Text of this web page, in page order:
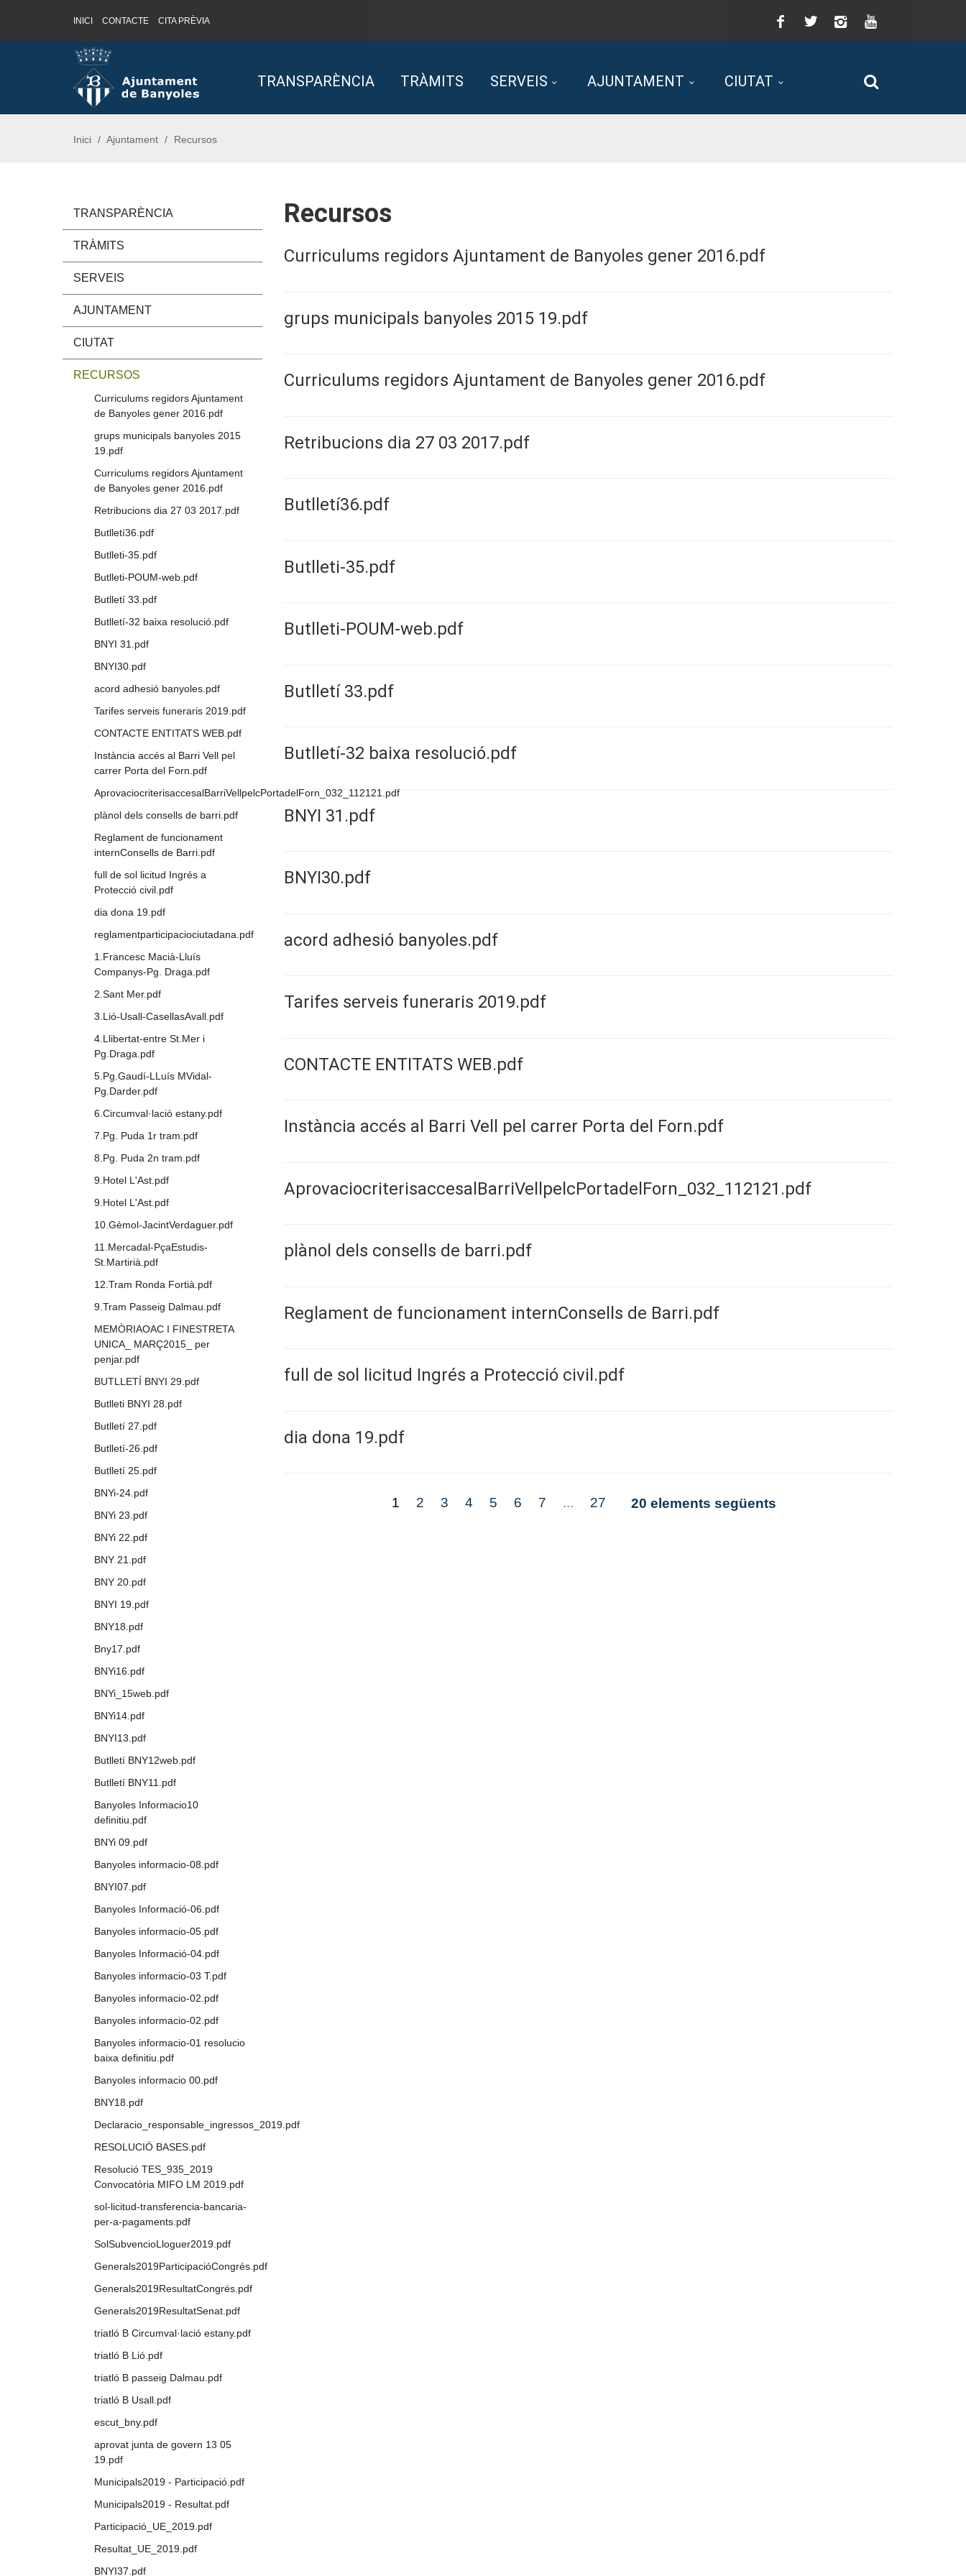
Saltar al contingut
Saltar a la navegació
Informació de contacte
INICI CONTACTE CITA PRÈVIA Facebook
Twitter Instagram
TRANSPARÈNCIA TRÀMITS SERVEIS AJUNTAMENT CIUTAT
Inici Ajuntament Recursos
Recursos
Curriculums regidors Ajuntament de Banyoles gener 2016.pdf
grups municipals banyoles 2015 19.pdf
Curriculums regidors Ajuntament de Banyoles gener 2016.pdf
Retribucions dia 27 03 2017.pdf
Butlletí36.pdf
Butlleti-35.pdf
Butlleti-POUM-web.pdf
Butlletí 33.pdf
Butlletí-32 baixa resolució.pdf
BNYI 31.pdf
BNYI30.pdf
acord adhesió banyoles.pdf
Tarifes serveis funeraris 2019.pdf
CONTACTE ENTITATS WEB.pdf
Instància accés al Barri Vell pel carrer Porta del Forn.pdf
AprovaciocriterisaccesalBarriVellpelcPortadelForn_032_112121.pdf
plànol dels consells de barri.pdf
Reglament de funcionament internConsells de Barri.pdf
full de sol licitud Ingrés a Protecció civil.pdf
dia dona 19.pdf
1 2 3 4 5 6 7 ... 27 20 elements següents
TRANSPARÈNCIA
TRÀMITS
SERVEIS
AJUNTAMENT
CIUTAT
RECURSOS
Curriculums regidors Ajuntament
de Banyoles gener 2016.pdf
grups municipals banyoles 2015
19.pdf
Curriculums regidors Ajuntament
de Banyoles gener 2016.pdf
Retribucions dia 27 03 2017.pdf
Butlletí36.pdf
Butlleti-35.pdf
Butlleti-POUM-web.pdf
Butlletí 33.pdf
Butlletí-32 baixa resolució.pdf
BNYI 31.pdf
BNYI30.pdf
acord adhesió banyoles.pdf
Tarifes serveis funeraris 2019.pdf
CONTACTE ENTITATS WEB.pdf
Instància accés al Barri Vell pel
carrer Porta del Forn.pdf
AprovaciocriterisaccesalBarriVellpelcPortadelForn_032_112121.pdf
plànol dels consells de barri.pdf
Reglament de funcionament
internConsells de Barri.pdf
full de sol licitud Ingrés a
Protecció civil.pdf
dia dona 19.pdf
reglamentparticipaciociutadana.pdf
1.Francesc Macià-Lluís
Companys-Pg. Draga.pdf
2.Sant Mer.pdf
3.Lió-Usall-CasellasAvall.pdf
4.Llibertat-entre St.Mer i
Pg.Draga.pdf
5.Pg.Gaudí-LLuís MVidal-
Pg.Darder.pdf
6.Circumval·lació estany.pdf
7.Pg. Puda 1r tram.pdf
8.Pg. Puda 2n tram.pdf
9.Hotel L'Ast.pdf
9.Hotel L'Ast.pdf
10.Gèmol-JacintVerdaguer.pdf
11.Mercadal-PçaEstudis-
St.Martirià.pdf
12.Tram Ronda Fortià.pdf
9.Tram Passeig Dalmau.pdf
MEMÒRIAOAC I FINESTRETA
UNICA_ MARÇ2015_ per
penjar.pdf
BUTLLETÍ BNYI 29.pdf
Butlleti BNYI 28.pdf
Butlletí 27.pdf
Butlletí-26.pdf
Butlletí 25.pdf
BNYi-24.pdf
BNYi 23.pdf
BNYi 22.pdf
BNY 21.pdf
BNY 20.pdf
BNYI 19.pdf
BNY18.pdf
Bny17.pdf
BNYi16.pdf
BNYi_15web.pdf
BNYi14.pdf
BNYI13.pdf
Butlletí BNY12web.pdf
Butlletí BNY11.pdf
Banyoles Informacio10
definitiu.pdf
BNYi 09.pdf
Banyoles informacio-08.pdf
BNYI07.pdf
Banyoles Informació-06.pdf
Banyoles informacio-05.pdf
Banyoles Informació-04.pdf
Banyoles informacio-03 T.pdf
Banyoles informacio-02.pdf
Banyoles informacio-02.pdf
Banyoles informacio-01 resolucio
baixa definitiu.pdf
Banyoles informacio 00.pdf
BNY18.pdf
Declaracio_responsable_ingressos_2019.pdf
RESOLUCIÓ BASES.pdf
Resolució TES_935_2019
Convocatòria MIFO LM 2019.pdf
sol-licitud-transferencia-bancaria-
per-a-pagaments.pdf
SolSubvencioLloguer2019.pdf
Generals2019ParticipacióCongrés.pdf
Generals2019ResultatCongrés.pdf
Generals2019ResultatSenat.pdf
triatló B Circumval·lació estany.pdf
triatló B Lió.pdf
triatló B passeig Dalmau.pdf
triatló B Usall.pdf
escut_bny.pdf
aprovat junta de govern 13 05
19.pdf
Municipals2019 - Participació.pdf
Municipals2019 - Resultat.pdf
Participació_UE_2019.pdf
Resultat_UE_2019.pdf
BNYI37.pdf